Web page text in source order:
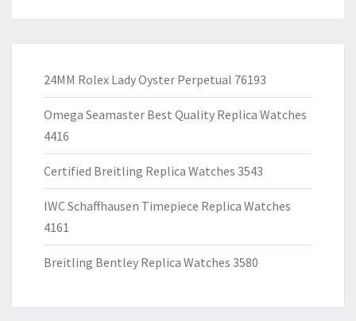
24MM Rolex Lady Oyster Perpetual 76193
Omega Seamaster Best Quality Replica Watches
4416
Certified Breitling Replica Watches 3543
IWC Schaffhausen Timepiece Replica Watches
4161
Breitling Bentley Replica Watches 3580